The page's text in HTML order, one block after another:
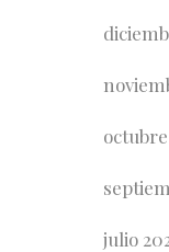
julio